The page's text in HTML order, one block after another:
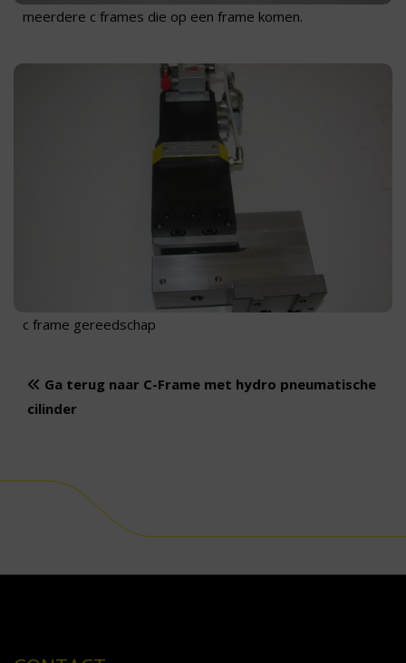
meerdere c frames die op een frame komen.
c frame gereedschap
Ga terug naar C-Frame met hydro pneumatische
cilinder